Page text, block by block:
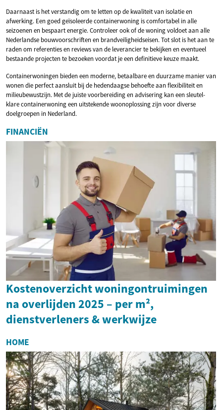
Daarnaast is het verstandig om te letten op de kwaliteit van isolatie en
afwerking. Een goed geïsoleerde containerwoning is comfortabel in alle
seizoenen en bespaart energie. Controleer ook of de woning voldoet aan alle
Nederlandse bouwvoorschriften en brandveiligheidseisen. Tot slot is het aan te
raden om referenties en reviews van de leverancier te bekijken en eventueel
bestaande projecten te bezoeken voordat je een definitieve keuze maakt.
Containerwoningen bieden een moderne, betaalbare en duurzame manier van
wonen die perfect aansluit bij de hedendaagse behoefte aan flexibiliteit en
milieubewustzijn. Met de juiste voorbereiding en advisering kan een sleutel-
klare containerwoning een uitstekende woonoplossing zijn voor diverse
doelgroepen in Nederland.
FINANCIËN
Kostenoverzicht woningontruimingen
na overlijden 2025 – per m²,
dienstverleners & werkwijze
HOME